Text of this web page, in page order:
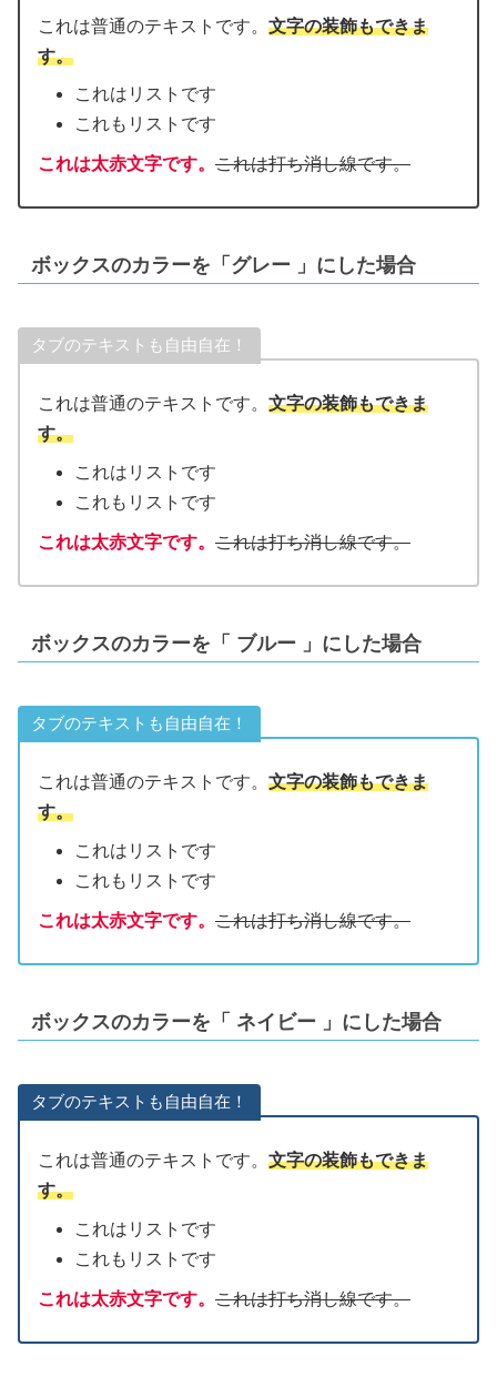
これは普通のテキストです。 文字の装飾もできま
す。
これはリストです
これもリストです
これは太赤文字です。 これは打ち消し線です。
ボックスのカラーを「グレー 」にした場合
タブのテキストも自由自在！
これは普通のテキストです。 文字の装飾もできま
す。
これはリストです
これもリストです
これは太赤文字です。 これは打ち消し線です。
ボックスのカラーを「 ブルー 」にした場合
タブのテキストも自由自在！
これは普通のテキストです。 文字の装飾もできま
す。
これはリストです
これもリストです
これは太赤文字です。 これは打ち消し線です。
ボックスのカラーを「 ネイビー 」にした場合
タブのテキストも自由自在！
これは普通のテキストです。 文字の装飾もできま
す。
これはリストです
これもリストです
これは太赤文字です。 これは打ち消し線です。